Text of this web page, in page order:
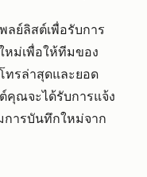
ย์ลิสต์เพื่อรับการ
หม่เพื่อให้ทีมของ
ทรล่าสุดและยอด
คุณจะได้รับการแจ้ง
การบันทึกใหม่จาก